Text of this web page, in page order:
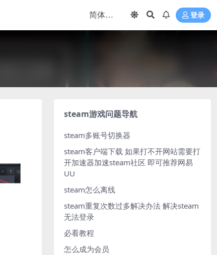
登录
steam游戏问题导航
steam多账号切换器
steam客户端下载 如果打不开网站需要打
开加速器加速steam社区 即可推荐网易
UU
steam怎么离线
steam重复次数过多解决办法 解决steam
无法登录
必看教程
怎么成为会员